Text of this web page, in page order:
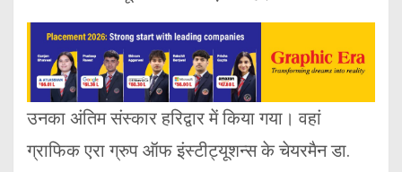
उनका अंतिम संस्कार हरिद्वार में किया गया। वहां
ग्राफिक एरा ग्रुप ऑफ इंस्टीट्यूशन्स के चेयरमैन डा.